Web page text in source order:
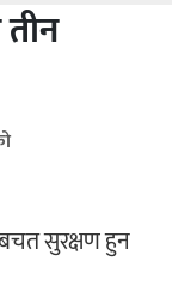
सुरक्षण हुन